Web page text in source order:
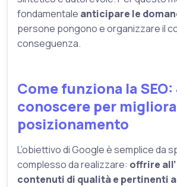
fondamentale anticipare le
persone pongono e organizzare il
conseguenza.
Come funziona la SEO:
conoscere per
posizionamento
L’obiettivo di Google è semplice da
complesso da realizzare: offrire
contenuti di qualità e pertinenti